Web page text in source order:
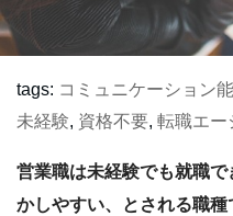
tags: コミュニケーション
未経験, 資格不要, 転職エー
営業職は未経験でも就職
かしやすい、とされる職種